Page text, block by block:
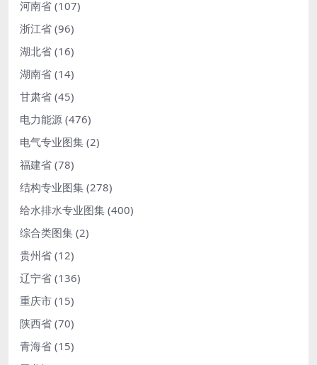
河南省 (107)
浙江省 (96)
湖北省 (16)
湖南省 (14)
甘肃省 (45)
电力能源 (476)
电气专业图集 (2)
福建省 (78)
结构专业图集 (278)
给水排水专业图集 (400)
综合类图集 (2)
贵州省 (12)
辽宁省 (136)
重庆市 (15)
陕西省 (70)
青海省 (15)